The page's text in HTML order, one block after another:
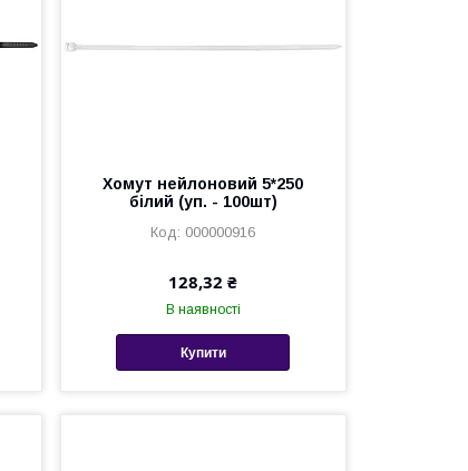
Хомут нейлоновий 5*250
білий (уп. - 100шт)
000000916
128,32 ₴
В наявності
Купити